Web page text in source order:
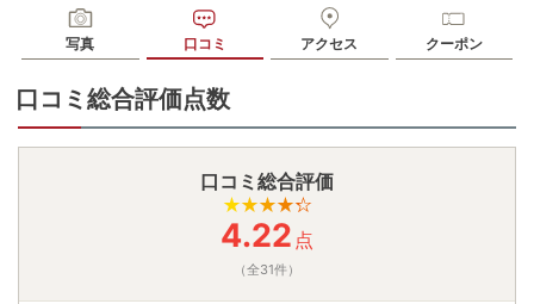
写真 口コミ アクセス クーポン
口コミ総合評価点数
口コミ総合評価
4.22 点
（全31件）